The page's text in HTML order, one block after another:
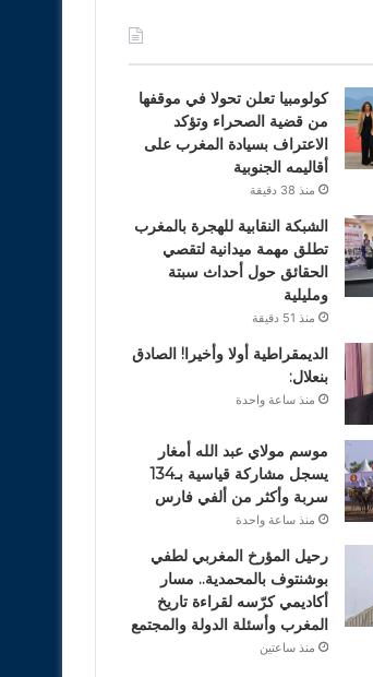
كولومبيا تعلن تحولا في موقفها
من قضية الصحراء وتؤكد
الاعتراف بسيادة المغرب على
أقاليمه الجنوبية
منذ 38 دقيقة
الشبكة النقابية للهجرة بالمغرب
تطلق مهمة ميدانية لتقصي
الحقائق حول أحداث سبتة
ومليلية
منذ 51 دقيقة
الديمقراطية أولا وأخيرا! الصادق
بنعلال:
منذ ساعة واحدة
موسم مولاي عبد الله أمغار
يسجل مشاركة قياسية بـ134
سربة وأكثر من ألفي فارس
منذ ساعة واحدة
رحيل المؤرخ المغربي لطفي
بوشنتوف بالمحمدية.. مسار
أكاديمي كرّسه لقراءة تاريخ
المغرب وأسئلة الدولة والمجتمع
منذ ساعتين